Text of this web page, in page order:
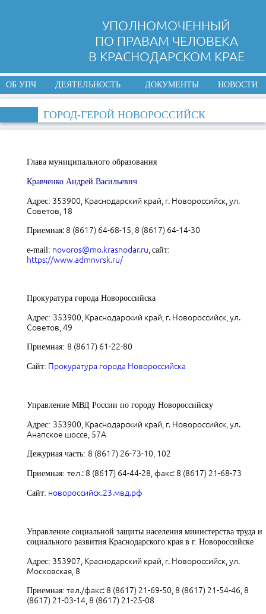
УПОЛНОМОЧЕННЫЙ
ПО ПРАВАМ ЧЕЛОВЕКА
В КРАСНОДАРСКОМ КРАЕ
ОБ УПЧ ДЕЯТЕЛЬНОСТЬ ДОКУМЕНТЫ НОВОСТИ
ГОРОД-ГЕРОЙ НОВОРОССИЙСК
Глава муниципального образования
Кравченко Андрей Васильевич
Адрес: 353900, Краснодарский край, г. Новороссийск, ул.
Советов, 18
Приемная: 8 (8617) 64-68-15, 8 (8617) 64-14-30
e-mail: novoros@mo.krasnodar.ru сайт:
https://www.admnvrsk.ru/
Прокуратура города Новороссийска
Адрес: 353900, Краснодарский край, г. Новороссийск, ул.
Советов, 49
Приемная: 8 (8617) 61-22-80
Сайт: Прокуратура города Новороссийска
Управление МВД России по городу Новороссийску
Адрес: 353900, Краснодарский край, г. Новороссийск, ул.
Анапское шоссе, 57А
Дежурная часть: 8 (8617) 26-73-10, 102
Приемная: тел.: 8 (8617) 64-44-28, факс: 8 (8617) 21-68-73
Сайт: новороссийск.23.мвд.рф
Управление социальной защиты населения министерства труда и
социального развития Краснодарского края в г. Новороссийске
Адрес: 353907, Краснодарский край, г. Новороссийск, ул.
Московская, 8
Приемная: тел./факс: 8 (8617) 21-69-50, 8 (8617) 21-54-46, 8
(8617) 21-03-14, 8 (8617) 21-25-08